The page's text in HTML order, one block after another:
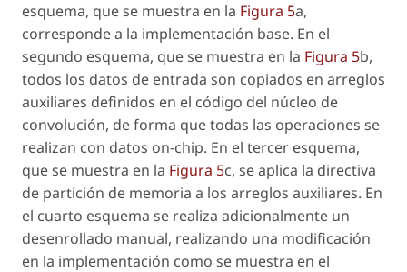
esquema, que se muestra en la Figura 5a,
corresponde a la implementación base. En el
segundo esquema, que se muestra en la Figura 5b,
todos los datos de entrada son copiados en arreglos
auxiliares definidos en el código del núcleo de
convolución, de forma que todas las operaciones se
realizan con datos on-chip. En el tercer esquema,
que se muestra en la Figura 5c, se aplica la directiva
de partición de memoria a los arreglos auxiliares. En
el cuarto esquema se realiza adicionalmente un
desenrollado manual, realizando una modificación
en la implementación como se muestra en el